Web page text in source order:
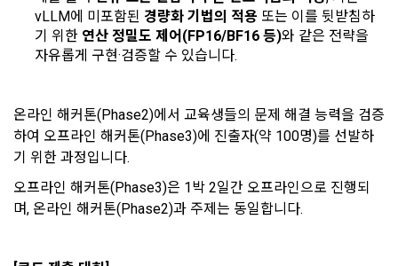
“회사” 홈페이지의 공지게시판에 그 적용일자 7일 이전부터 적
용일자 전일까지 공지한다.
6. "회원"은 변경된 약관에 대해 거부할 권리가 있다. "회원"은 변
간을 정하여 "회원"에게 사전 통지 후 당해 "회원"과의 계약을 해
지할 수 있다. 만약, "회원"이 거부의사를 표시하지 않거나, 전항
에 따라 시행일 이후에 "서비스"를 이용하는 경우에는 동의한 것
서비스의 이용자에 한해 추가 개인정보 수집이 발생할 수 있습
니다. 추가로 개인정보를 수집할 경우에는 해당 개인정보 수집
시점에서 이용자에게 ‘수집하는 개인정보 항목, 개인정보의 수
2) 데이콘 인재풀 등록 시 수집하는 항목
여부, 사용 가능한 프로그래밍 언어 및 사용 경험, 프로젝트 또는
대회 코드 링크1개, 구직 의향, 희망근무지역
vLLM에 미포함된 경량화 기법의 적용 또는 이를 뒷받침하
기 위한 연산 정밀도 제어(FP16/BF16 등)와 같은 전략을
자유롭게 구현·검증할 수 있습니다.
온라인 해커톤(Phase2)에서 교육생들의 문제 해결 능력을 검증
하여 오프라인 해커톤(Phase3)에 진출자(약 100명)를 선발하
기 위한 과정입니다.
오프라인 해커톤(Phase3)은 1박 2일간 오프라인으로 진행되
며, 온라인 해커톤(Phase2)과 주제는 동일합니다.